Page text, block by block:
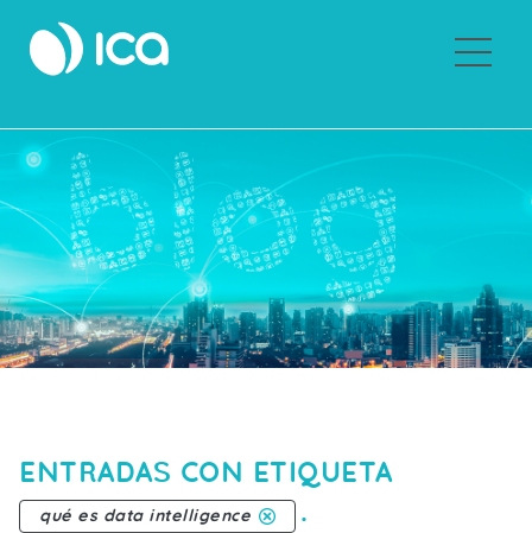
ENTRADAS CON ETIQUETA
qué es data intelligence .